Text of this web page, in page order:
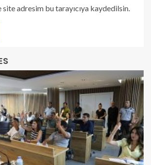
adresim bu tarayıcıya kaydedilsin.